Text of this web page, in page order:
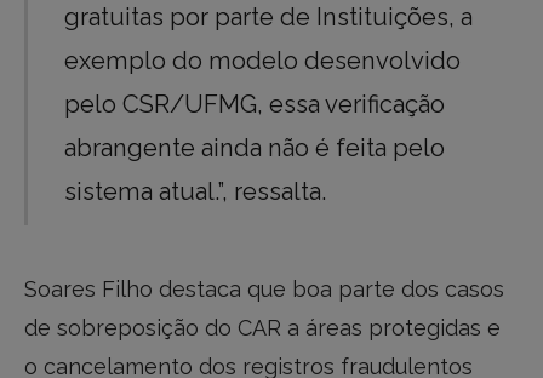
gratuitas por parte de Instituições, a
exemplo do modelo desenvolvido
pelo CSR/UFMG, essa verificação
abrangente ainda não é feita pelo
sistema atual.”, ressalta.
Soares Filho destaca que boa parte dos casos
de sobreposição do CAR a áreas protegidas e
o cancelamento dos registros fraudulentos